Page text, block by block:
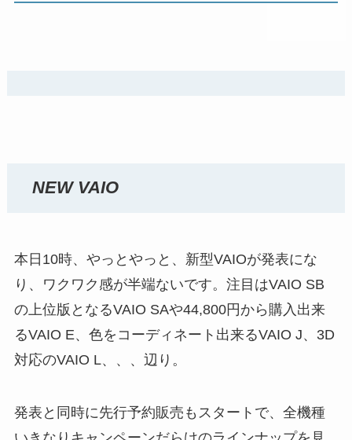
NEW VAIO
本日10時、やっとやっと、新型VAIOが発表にな
り、ワクワク感が半端ないです。注目はVAIO SB
の上位版となるVAIO SAや44,800円から購入出来
るVAIO E、色をコーディネート出来るVAIO J、3D
対応のVAIO L、、、辺り。
発表と同時に先行予約販売もスタートで、全機種